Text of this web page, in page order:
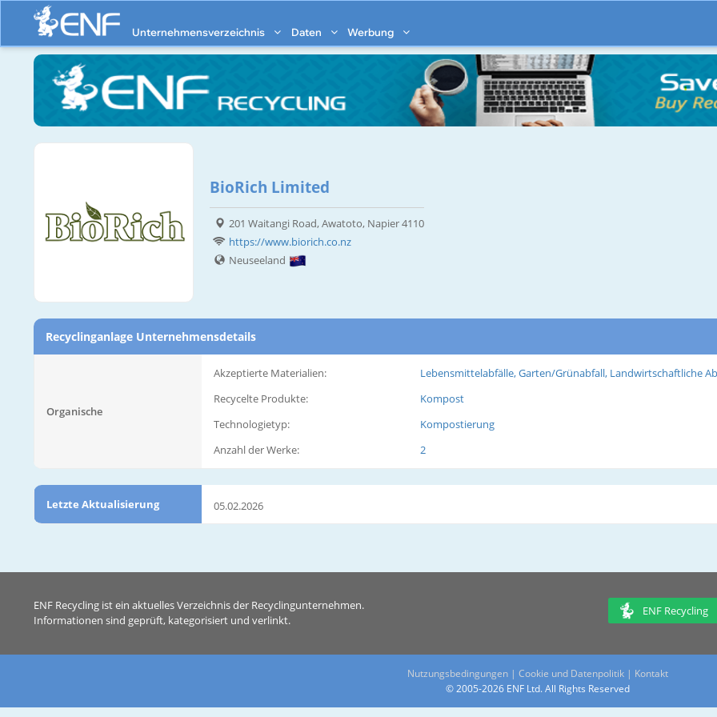
Unternehmensverzeichnis Daten Werbung
BioRich Limited
201 Waitangi Road, Awatoto, Napier 4110
https://www.biorich.co.nz
Neuseeland
Recyclinganlage Unternehmensdetails
Organische
Akzeptierte Materialien:
Lebensmittelabfälle, Garten/Grünabfall, Landwirtschaftliche
Recycelte Produkte:
Kompost
Technologietyp:
Kompostierung
Anzahl der Werke:
2
Letzte Aktualisierung 05.02.2026
ENF Recycling ist ein aktuelles Verzeichnis der Recyclingunternehmen.
Informationen sind geprüft, kategorisiert und verlinkt.
ENF Recycling
Nutzungsbedingungen | Cookie und Datenpolitik | Kontakt
© 2005-2026 ENF Ltd. All Rights Reserved